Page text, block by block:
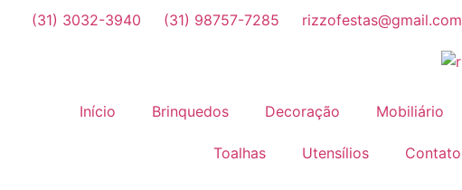
(31) 3032-3940 (31) 98757-7285 rizzofestas@gmail.com
Início Brinquedos Decoração Mobiliário
Toalhas Utensílios Contato